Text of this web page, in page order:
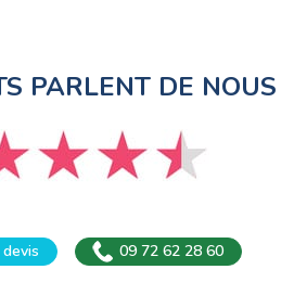
PARLENT DE NOUS
09 72 62 28 60